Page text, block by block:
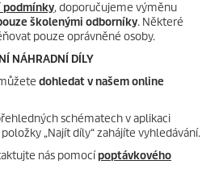
podmínky, doporučujeme výměnu
školenými odborníky. Některé
pouze oprávněné osoby.
NÁHRADNÍ DÍLY
dohledat v našem online
schématech v aplikaci
„Najít díly“ zahájíte vyhledávání.
nás pomocípoptávkového